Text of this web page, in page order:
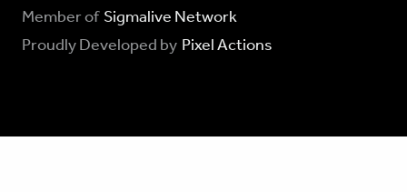
Member of Sigmalive Network
Proudly Developed by Pixel Actions